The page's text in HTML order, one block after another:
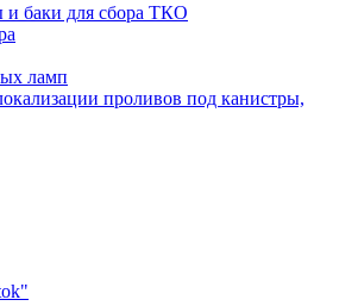
баки для сбора ТКО
ламп
проливов под канистры,